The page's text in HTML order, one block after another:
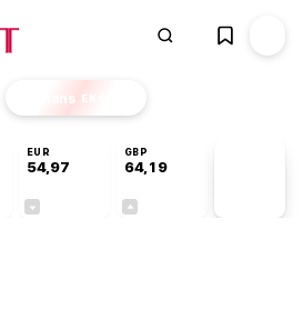
Finans EKSTRA
EUR
54,97
GBP
64,19